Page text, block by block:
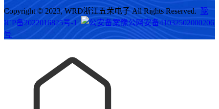
Copyright © 2023, WRD浙江五荣电子 All Rights Reserved. 豫
ICP备2022016825号-1
豫公网安备41032502000206
号